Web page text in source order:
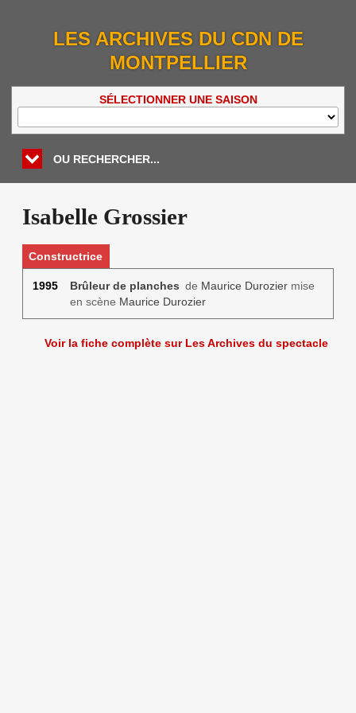
LES ARCHIVES DU CDN DE
MONTPELLIER
SÉLECTIONNER UNE SAISON
OU RECHERCHER...
Isabelle Grossier
Constructrice
1995 Brûleur de planches de Maurice Duroziermise
en scène Maurice Durozier
Voir la fiche complète sur Les Archives du spectacle